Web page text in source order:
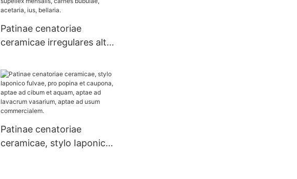
Venditione, Ordinem
Patinae cenatoriae
ceramicae irregulares altae
culina, domo, deversorio,
mercatoria, supellex
mensalis, carnes bubulae,
acetaria, ius, bellaria.
Patinae cenatoriae
ceramicae, stylo Iaponico